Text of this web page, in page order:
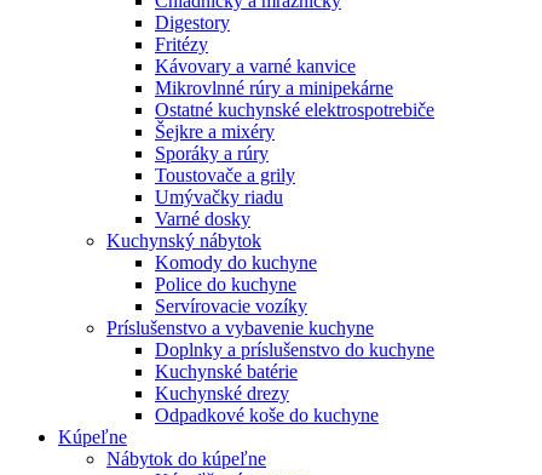
Digestory
Fritézy
Kávovary a varné kanvice
Mikrovlnné rúry a minipekárne
Ostatné kuchynské elektrospotrebiče
Šejkre a mixéry
Sporáky a rúry
Toustovače a grily
Umývačky riadu
Varné dosky
Kuchynský nábytok
Komody do kuchyne
Police do kuchyne
Servírovacie vozíky
Príslušenstvo a vybavenie kuchyne
Doplnky a príslušenstvo do kuchyne
Kuchynské batérie
Kuchynské drezy
Odpadkové koše do kuchyne
Kúpeľne
Nábytok do kúpeľne